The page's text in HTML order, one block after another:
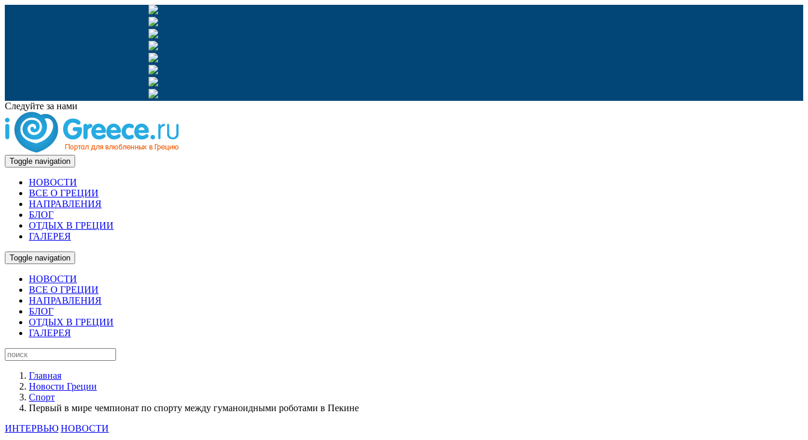
Следуйте за нами
Toggle navigation
НОВОСТИ
ВСЕ О ГРЕЦИИ
НАПРАВЛЕНИЯ
БЛОГ
ОТДЫХ В ГРЕЦИИ
ГАЛЕРЕЯ
Toggle navigation
НОВОСТИ
ВСЕ О ГРЕЦИИ
НАПРАВЛЕНИЯ
БЛОГ
ОТДЫХ В ГРЕЦИИ
ГАЛЕРЕЯ
Главная
Новости Греции
Спорт
Первый в мире чемпионат по спорту между гуманоидными роботами в Пекине
ИНТЕРВЬЮ НОВОСТИ